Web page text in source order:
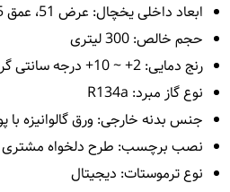
ابعاد داخلی یخچال: عرض 51، عمق 45، ارتفاع 158 سانتی متر
حجم خالص: 300 لیتری
رنج دمایی: 2+ ~ 10+ درجه سانتی گراد
نوع گاز مبرد: R134a
جنس بدنه خارجی: ورق گالوانیزه
نصب برچسب: طرح دلخواه مشتری
نوع ترموستات: دیجیتال